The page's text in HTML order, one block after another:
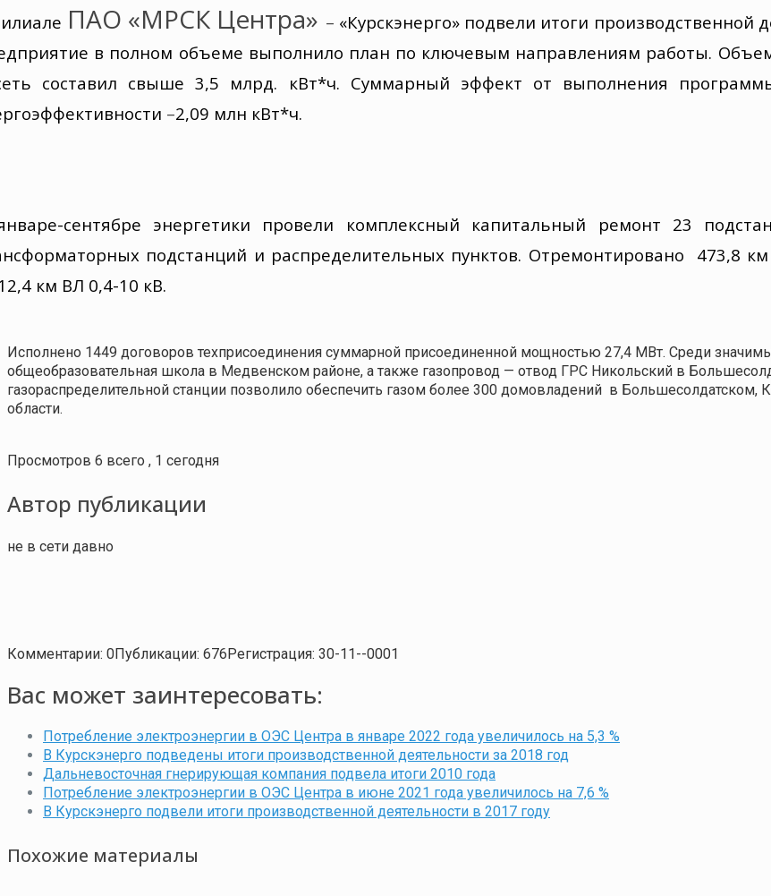
е ПАО «МРСК Центра» – «Курскэнерго» подвели итоги производственной
в полном объеме выполнило план по ключевым направлениям работы.
составил свыше 3,5 млрд. кВт*ч. Суммарный эффект от выполнения
–2,09 млн кВт*ч.
сентябре энергетики провели комплексный капитальный ремонт 23
подстанций и распределительных пунктов. Отремонтировано 473,8 км
км ВЛ 0,4-10 кВ.
Исполнено 1449 договоров техприсоединения суммарной присоединенной мощностью 27,4 МВт. Среди
общеобразовательная школа в Медвенском районе, а также газопровод — отвод ГРС Никольский в
газораспределительной станции позволило обеспечить газом более 300 домовладений в Большесолдатском,
области.
Просмотров 6 всего , 1 сегодня
Автор публикации
не в сети давно
Комментарии: 0Публикации: 676Регистрация: 30-11--0001
Вас может заинтересовать:
Потребление электроэнергии в ОЭС Центра в январе 2022 года увеличилось на 5,3 %
В Курскэнерго подведены итоги производственной деятельности за 2018 год
Дальневосточная гнерирующая компания подвела итоги 2010 года
Потребление электроэнергии в ОЭС Центра в июне 2021 года увеличилось на 7,6 %
В Курскэнерго подвели итоги производственной деятельности в 2017 году
Похожие материалы